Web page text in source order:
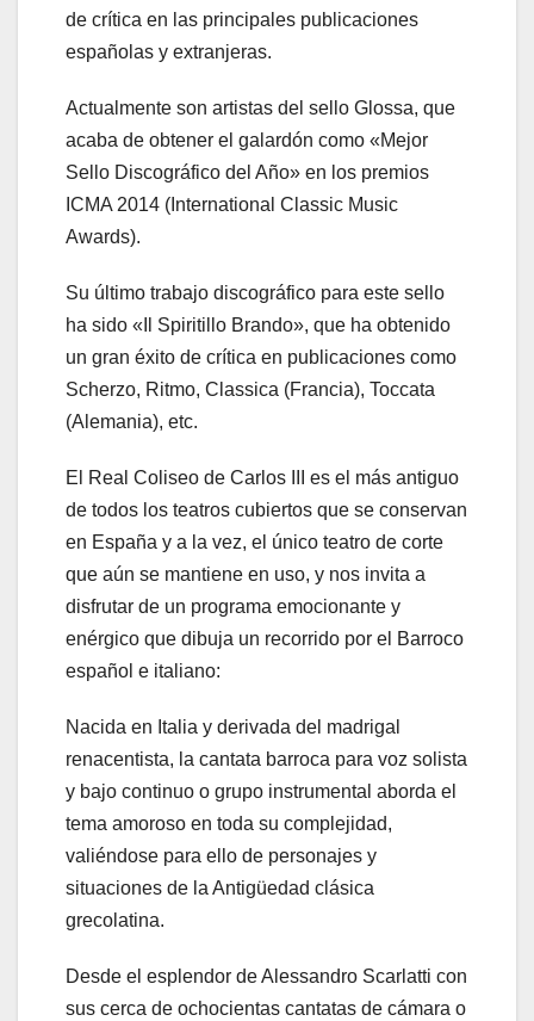
de crítica en las principales publicaciones
españolas y extranjeras.
Actualmente son artistas del sello Glossa, que
acaba de obtener el galardón como «Mejor
Sello Discográfico del Año» en los premios
ICMA 2014 (International Classic Music
Awards).
Su último trabajo discográfico para este sello
ha sido «Il Spiritillo Brando», que ha obtenido
un gran éxito de crítica en publicaciones como
Scherzo, Ritmo, Classica (Francia), Toccata
(Alemania), etc.
El Real Coliseo de Carlos III es el más antiguo
de todos los teatros cubiertos que se conservan
en España y a la vez, el único teatro de corte
que aún se mantiene en uso, y nos invita a
disfrutar de un programa emocionante y
enérgico que dibuja un recorrido por el Barroco
español e italiano:
Nacida en Italia y derivada del madrigal
renacentista, la cantata barroca para voz solista
y bajo continuo o grupo instrumental aborda el
tema amoroso en toda su complejidad,
valiéndose para ello de personajes y
situaciones de la Antigüedad clásica
grecolatina.
Desde el esplendor de Alessandro Scarlatti con
sus cerca de ochocientas cantatas de cámara o